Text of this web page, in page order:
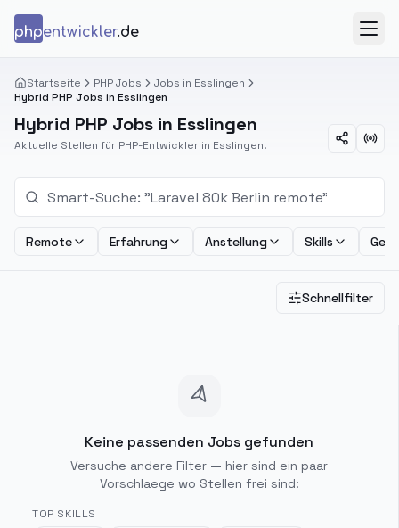
phpentwickler.de
Startseite PHP Jobs
Jobs in Esslingen
Hybrid PHP Jobs in Esslingen
Hybrid PHP Jobs in Esslingen
Aktuelle Stellen für PHP-Entwickler in Esslingen.
Remote Erfahrung Anstellung Skills
Schnellfilter
Keine passenden Jobs gefunden
Versuche andere Filter — hier sind ein paar
Vorschlaege wo Stellen frei sind:
TOP SKILLS